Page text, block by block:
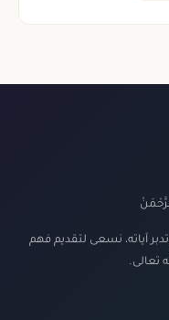
آياته، نسعى لتقديم فهم
تعالى.